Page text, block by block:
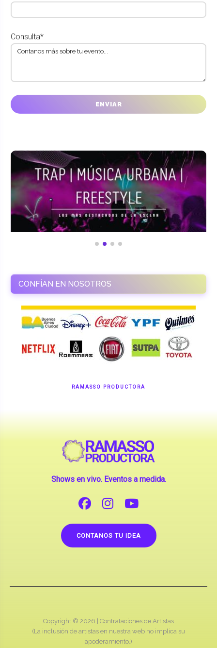
Consulta*
CONFÍAN EN NOSOTROS
RAMASSO PRODUCTORA
Shows en vivo. Eventos a medida.
CONTANOS TU IDEA
Copyright © 2026 | Contrataciones de Artistas
(La inclusión de artistas en nuestra web no implica su
apoderamiento.)